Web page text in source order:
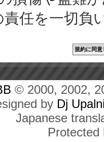
責任を一切負
© 2000, 2002,
by Dj
Japanese